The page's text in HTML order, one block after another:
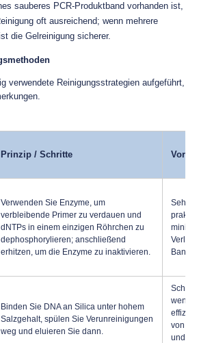
sauberes PCR-Produktband vorhanden ist,
oft ausreichend; wenn mehrere
die Gelreinigung sicherer.
verwendete Reinigungsstrategien aufgeführt,
Prinzip / Schritte
Verwenden Sie Enzyme, um
verbleibende Primer zu verdauen und
dNTPs in einem einzigen Röhrchen zu
dephosphorylieren; anschließend
erhitzen, um die Enzyme zu inaktivieren.
Sehr
Band-
Binden Sie DNA an Silica unter hohem
Salzgehalt, spülen Sie Verunreinigungen
weg und eluieren Sie dann.
von
und